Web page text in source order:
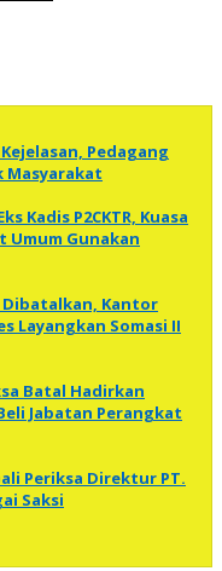
Pedagang
Masyarakat
Kadis P2CKTR, Kuasa
Umum Gunakan
Dibatalkan, Kantor
Layangkan Somasi II
Batal Hadirkan
Jabatan Perangkat
Periksa Direktur PT.
Saksi